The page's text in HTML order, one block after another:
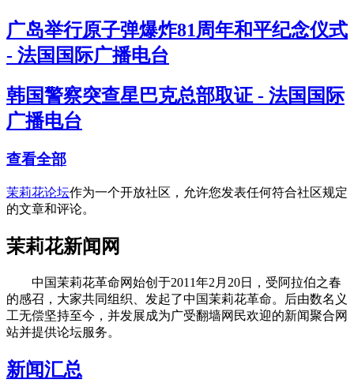
广岛举行原子弹爆炸81周年和平纪念仪式
- 法国国际广播电台
韩国警察突查星巴克总部取证 - 法国国际
广播电台
查看全部
茉莉花论坛作为一个开放社区，允许您发表任何符合社区规定
的文章和评论。
茉莉花新闻网
中国茉莉花革命网始创于2011年2月20日，受阿拉伯之春
的感召，大家共同组织、发起了中国茉莉花革命。后由数名义
工无偿坚持至今，并发展成为广受翻墙网民欢迎的新闻聚合网
站并提供论坛服务。
新闻汇总